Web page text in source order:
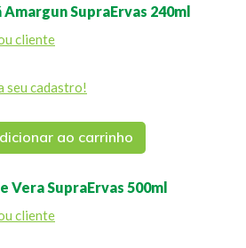
Amargun SupraErvas 240ml
cliente
seu cadastro!
ao carrinho
Vera SupraErvas 500ml
cliente